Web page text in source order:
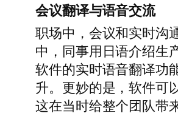
会议翻译与语音交流
职场中，会议和实时沟
中，同事用日语介绍生
软件的实时语音翻译功
升。更妙的是，软件可
这在当时给整个团队带